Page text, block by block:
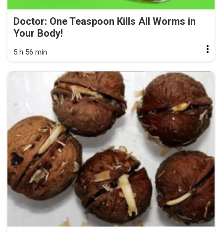
Doctor: One Teaspoon Kills All Worms in
Your Body!
5 h 56 min